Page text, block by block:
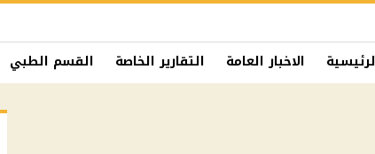
الاخبار العامة التقارير الخاصة القسم الطبي